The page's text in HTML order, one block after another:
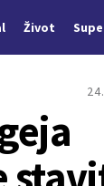
Život